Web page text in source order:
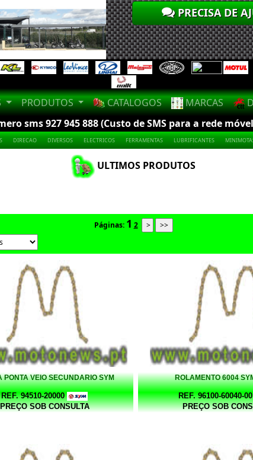
PRECISA DE
PRODUTOS CATALOGOS MARCAS
sms 927 945 888 (Custo de SMS para a rede
DIRECAO DIVERSOS ELECTRICOS FERRAMENTAS LUBRIFICANTES
ULTIMOS PRODUTOS
Páginas: 1 2
PONTA VEIO SECUNDARIO SYM
REF. 94510-20000
PREÇO SOB CONSULTA
ROLAMENTO 6004
REF. 96100-60040-00
PREÇO SOB